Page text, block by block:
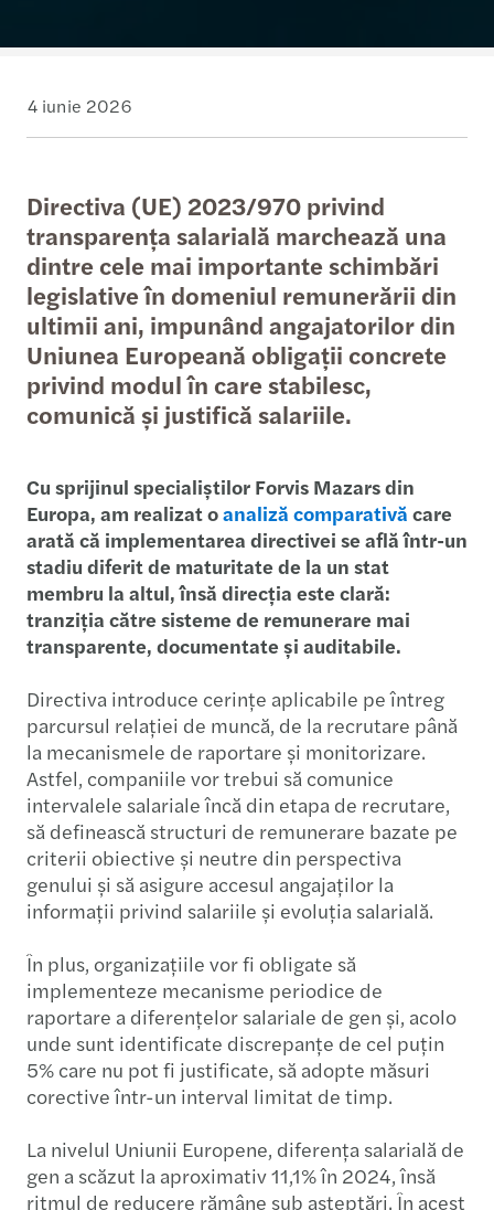
4 iunie 2026
Directiva (UE) 2023/970 privind
transparența salarială marchează una
dintre cele mai importante schimbări
legislative în domeniul remunerării din
ultimii ani, impunând angajatorilor din
Uniunea Europeană obligații concrete
privind modul în care stabilesc,
comunică și justifică salariile.
Cu sprijinul specialiștilor Forvis Mazars din
Europa, am realizat oanaliză comparativă care
arată că implementarea directivei se află într-un
stadiu diferit de maturitate de la un stat
membru la altul, însă direcția este clară:
tranziția către sisteme de remunerare mai
transparente, documentate și auditabile.
Directiva introduce cerințe aplicabile pe întreg
parcursul relației de muncă, de la recrutare până
la mecanismele de raportare și monitorizare.
Astfel, companiile vor trebui să comunice
intervalele salariale încă din etapa de recrutare,
să definească structuri de remunerare bazate pe
criterii obiective și neutre din perspectiva
genului și să asigure accesul angajaților la
informații privind salariile și evoluția salarială.
În plus, organizațiile vor fi obligate să
implementeze mecanisme periodice de
raportare a diferențelor salariale de gen și, acolo
unde sunt identificate discrepanțe de cel puțin
5% care nu pot fi justificate, să adopte măsuri
corective într-un interval limitat de timp.
La nivelul Uniunii Europene, diferența salarială de
gen a scăzut la aproximativ 11,1% în 2024, însă
ritmul de reducere rămâne sub așteptări. În acest